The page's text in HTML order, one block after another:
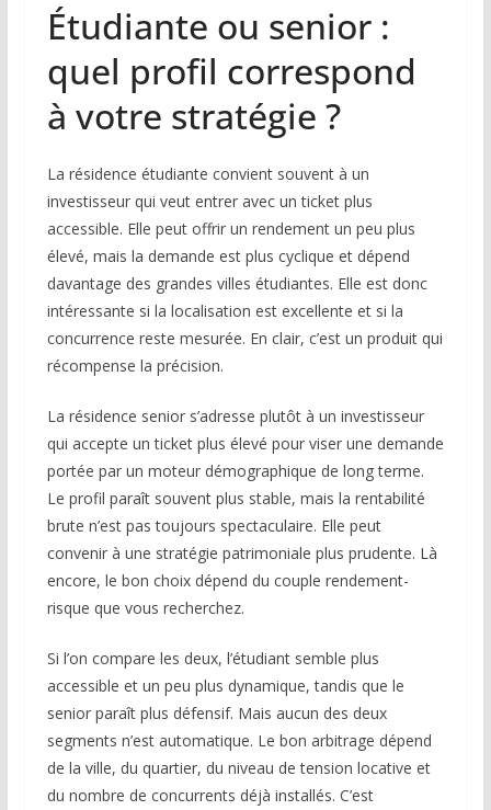
Étudiante ou senior :
quel profil correspond
à votre stratégie ?
La résidence étudiante convient souvent à un
investisseur qui veut entrer avec un ticket plus
accessible. Elle peut offrir un rendement un peu plus
élevé, mais la demande est plus cyclique et dépend
davantage des grandes villes étudiantes. Elle est donc
intéressante si la localisation est excellente et si la
concurrence reste mesurée. En clair, c’est un produit qui
récompense la précision.
La résidence senior s’adresse plutôt à un investisseur
qui accepte un ticket plus élevé pour viser une demande
portée par un moteur démographique de long terme.
Le profil paraît souvent plus stable, mais la rentabilité
brute n’est pas toujours spectaculaire. Elle peut
convenir à une stratégie patrimoniale plus prudente. Là
encore, le bon choix dépend du couple rendement-
risque que vous recherchez.
Si l’on compare les deux, l’étudiant semble plus
accessible et un peu plus dynamique, tandis que le
senior paraît plus défensif. Mais aucun des deux
segments n’est automatique. Le bon arbitrage dépend
de la ville, du quartier, du niveau de tension locative et
du nombre de concurrents déjà installés. C’est